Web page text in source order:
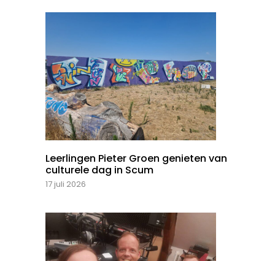
Leerlingen Pieter Groen genieten van
culturele dag in Scum
17 juli 2026